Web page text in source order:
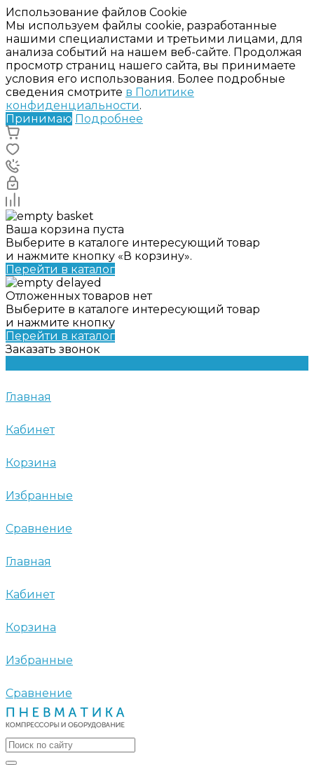
Использование файлов Cookie
Мы используем файлы cookie, разработанные
нашими специалистами и третьими лицами, для
анализа событий на нашем веб-сайте. Продолжая
просмотр страниц нашего сайта, вы принимаете
условия его использования. Более подробные
сведения смотрите в Политике
конфиденциальности.
Принимаю Подробнее
Ваша корзина пуста
Выберите в каталоге интересующий товар
и нажмите кнопку «В корзину».
Перейти в каталог
Отложенных товаров нет
Выберите в каталоге интересующий товар
и нажмите кнопку
Перейти в каталог
Заказать звонок
Главная
Кабинет
Корзина
Избранные
Сравнение
Главная
Кабинет
Корзина
Избранные
Сравнение